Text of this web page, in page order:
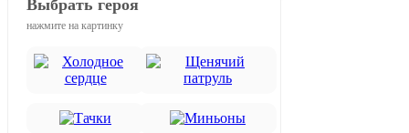
Выбрать героя
нажмите на картинку